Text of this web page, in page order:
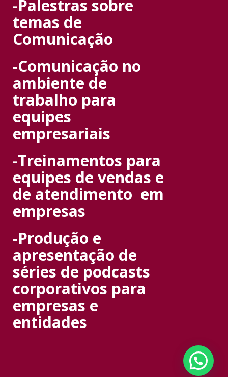
-Palestras sobre
temas de
Comunicação
-Comunicação no
ambiente de
trabalho para
equipes
empresariais
-Treinamentos para
equipes de vendas e
de atendimento em
empresas
-Produção e
apresentação de
séries de podcasts
corporativos para
empresas e
entidades